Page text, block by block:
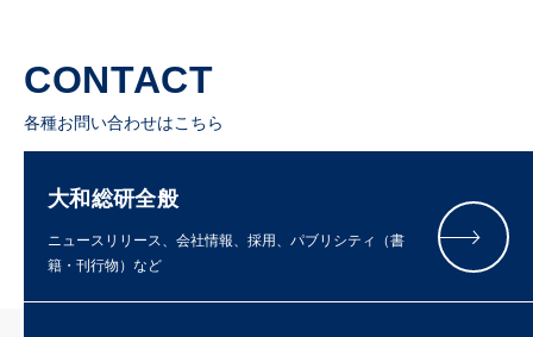
CONTACT
各種お問い合わせはこちら
大和総研全般
ニュースリリース、会社情報、採用、パブリシティ（書
籍・刊行物）など